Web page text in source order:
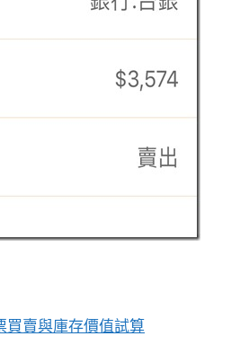
賣與庫存價值試算